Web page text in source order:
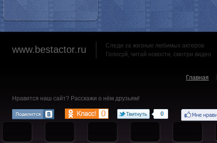
www.bestactor.ru
Следи за жизнью любимых актеров
Голосуй, читай новости, смотри видео
Главная
Нравится наш сайт? Расскажи о нём друзьям!